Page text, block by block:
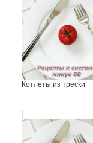
Котлеты из трески